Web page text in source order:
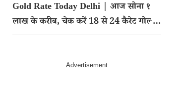
Gold Rate Today Delhi | आज सोना १
लाख के करीब, चेक करें 18 से 24 कैरेट गोल्ड
का रेट